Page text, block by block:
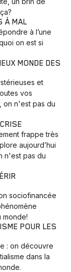
À MAL
à l’une
on est si
MONDE DES
et
vos
on n'est pas du
frappe très
aujourd’hui
n'est pas du
sociofinancée
monde!
POUR LES
: on découvre
dans la